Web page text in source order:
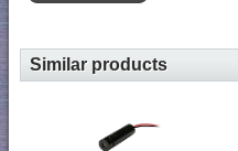
Similar products